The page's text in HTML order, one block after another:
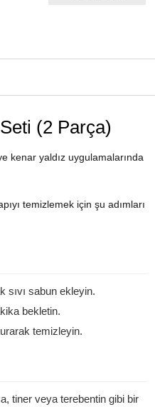
(2 Parça)
kenar yaldız uygulamalarında
temizlemek için şu adımları
sıvı sabun ekleyin.
bekletin.
temizleyin.
tiner veya terebentin gibi bir